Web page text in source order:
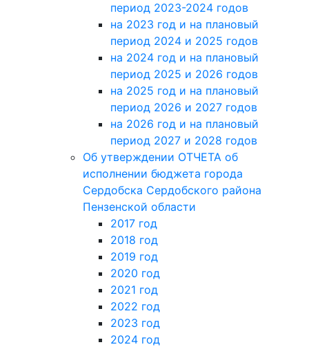
период 2023-2024 годов
на 2023 год и на плановый
период 2024 и 2025 годов
на 2024 год и на плановый
период 2025 и 2026 годов
на 2025 год и на плановый
период 2026 и 2027 годов
на 2026 год и на плановый
период 2027 и 2028 годов
Об утверждении ОТЧЕТА об
исполнении бюджета города
Сердобска Сердобского района
Пензенской области
2017 год
2018 год
2019 год
2020 год
2021 год
2022 год
2023 год
2024 год